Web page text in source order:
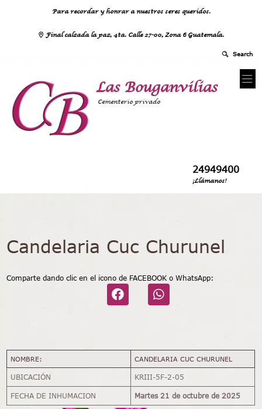
Para recordar y honrar a nuestros seres queridos.
Final calzada la paz, 4ta. Calle 27-00, Zona 6 Guatemala.
Las Bouganvilias
Cementerio privado
24949400
¡Llámanos!
Candelaria Cuc Churunel
Comparte dando clic en el icono de FACEBOOK o WhatsApp:
NOMBRE: CANDELARIA CUC CHURUNEL
UBICACIÓN KRIII-5F-2-05
FECHA DE INHUMACION Martes 21 de octubre de 2025